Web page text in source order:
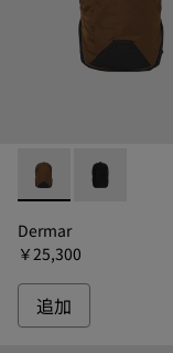
Dermar - B1340-
Dermar -
Dermar
￥25,300
追加